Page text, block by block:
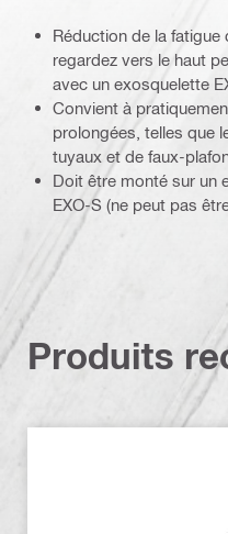
Réduction de la fatigue
regardez vers le haut
avec un exosquelette
Convient à
prolongées, telles que
tuyaux et de faux-
Doit être monté sur un
EXO-S (ne peut pas
Produits